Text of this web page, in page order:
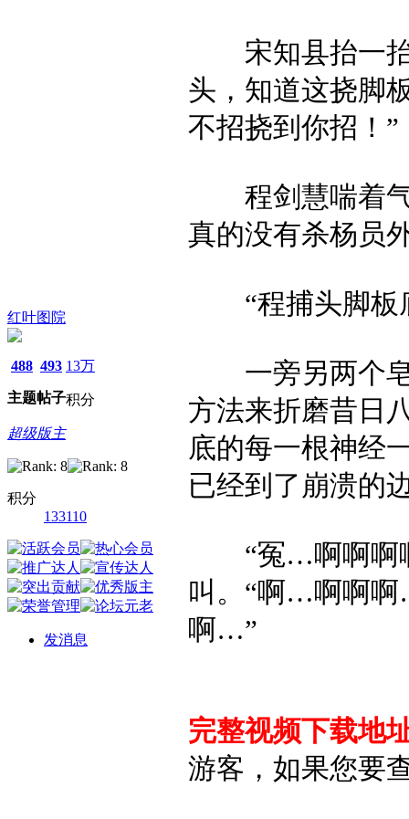
红叶图院
488
主题
493
帖子
13万
积分
超级版主
积分
133110
发消息
宋知县抬一抬
头，知道这挠脚
不招挠到你招！”
程剑慧喘着气
真的没有杀杨员
“程捕头脚板
一旁另两个皂
方法来折磨昔日
底的每一根神经
已经到了崩溃的
“冤…啊啊啊啊
叫。“啊…啊啊
啊…”
完整视频下载地
游客，如果您要